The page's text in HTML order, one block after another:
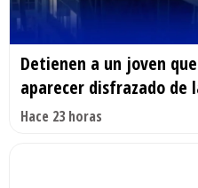
Detienen a un joven
aparecer disfrazado de
Hace 23 horas